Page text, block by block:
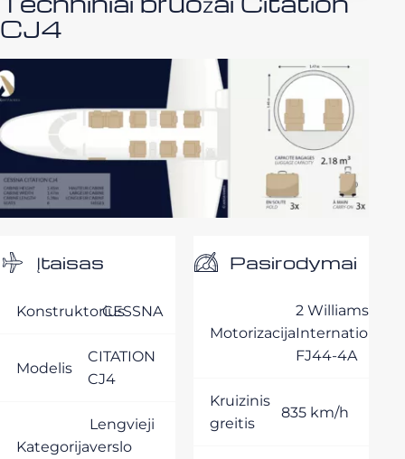
CJ4
Įtaisas
KonstruktoriusCESSNA
Modelis
CITATION
CJ4
Kategorija
Lengvieji
verslo
Pasirodymai
Motorizacija
2 Williams
International
FJ44-4A
Kruizinis
greitis
835 km/h